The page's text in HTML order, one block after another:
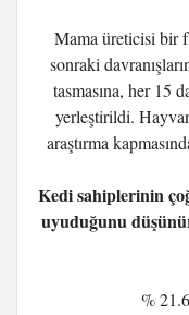
Mama üreticisi bir
sonraki
tasmasına, her 15
yerleştirildi.
araştırma
Kedi sahiplerinin
uyuduğunu
%